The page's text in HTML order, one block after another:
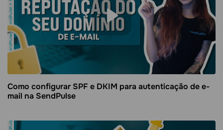
Como configurar SPF e DKIM para autenticação de e-
mail na SendPulse